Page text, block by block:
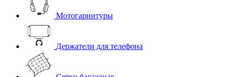
Мотогарнитуры
Держатели для телефона